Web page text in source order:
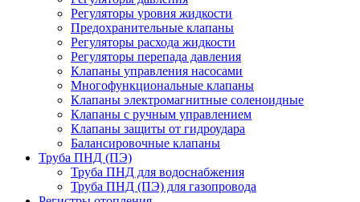
Регуляторы уровня жидкости
Предохранительные клапаны
Регуляторы расхода жидкости
Регуляторы перепада давления
Клапаны управления насосами
Многофункциональные клапаны
Клапаны электромагнитные соленоидные
Клапаны с ручным управлением
Клапаны защиты от гидроудара
Балансировочные клапаны
Труба ПНД (ПЭ)
Труба ПНД для водоснабжения
Труба ПНД (ПЭ) для газопровода